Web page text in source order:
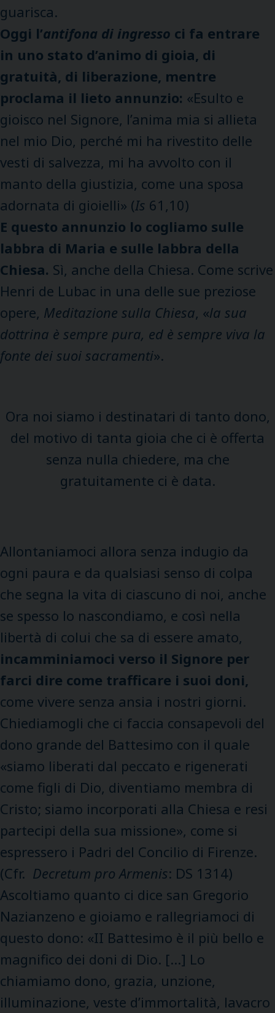
guarisca.
Oggi l’antifona di ingresso ci fa entrare
in uno stato d’animo di gioia, di
gratuità, di liberazione, mentre
proclama il lieto annunzio: «Esulto e
gioisco nel Signore, l’anima mia si allieta
nel mio Dio, perché mi ha rivestito delle
vesti di salvezza, mi ha avvolto con il
manto della giustizia, come una sposa
adornata di gioielli» (Is 61,10)
E questo annunzio lo cogliamo sulle
labbra di Maria e sulle labbra della
Chiesa. Sì, anche della Chiesa. Come scrive
Henri de Lubac in una delle sue preziose
opere, Meditazione sulla Chiesa, «la sua
dottrina è sempre pura, ed è sempre viva la
fonte dei suoi sacramenti».
Ora noi siamo i destinatari di tanto dono,
del motivo di tanta gioia che ci è offerta
senza nulla chiedere, ma che
gratuitamente ci è data.
Allontaniamoci allora senza indugio da
ogni paura e da qualsiasi senso di colpa
che segna la vita di ciascuno di noi, anche
se spesso lo nascondiamo, e così nella
libertà di colui che sa di essere amato,
incamminiamoci verso il Signore per
farci dire come trafficare i suoi doni,
come vivere senza ansia i nostri giorni.
Chiediamogli che ci faccia consapevoli del
dono grande del Battesimo con il quale
«siamo liberati dal peccato e rigenerati
come figli di Dio, diventiamo membra di
Cristo; siamo incorporati alla Chiesa e resi
partecipi della sua missione», come si
espressero i Padri del Concilio di Firenze.
(Cfr. Decretum pro Armenis: DS 1314)
Ascoltiamo quanto ci dice san Gregorio
Nazianzeno e gioiamo e rallegriamoci di
questo dono: «II Battesimo è il più bello e
magnifico dei doni di Dio. […] Lo
chiamiamo dono, grazia, unzione,
illuminazione, veste d’immortalità, lavacro